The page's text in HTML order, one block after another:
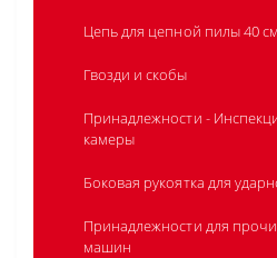
Цепь для цепной пилы 40 см
Гвозди и скобы
Принадлежности -
камеры
Боковая рукоятка для
Принадлежности для
машин